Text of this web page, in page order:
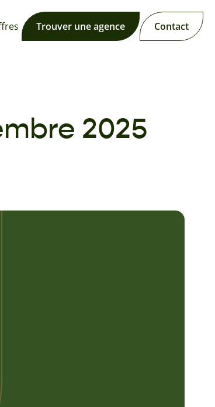
Trouver une agence Contact
2025